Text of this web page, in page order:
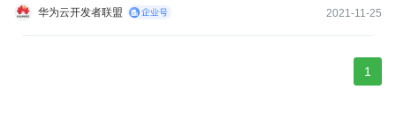
华为云开发者联盟 2021-11-25
图。
1